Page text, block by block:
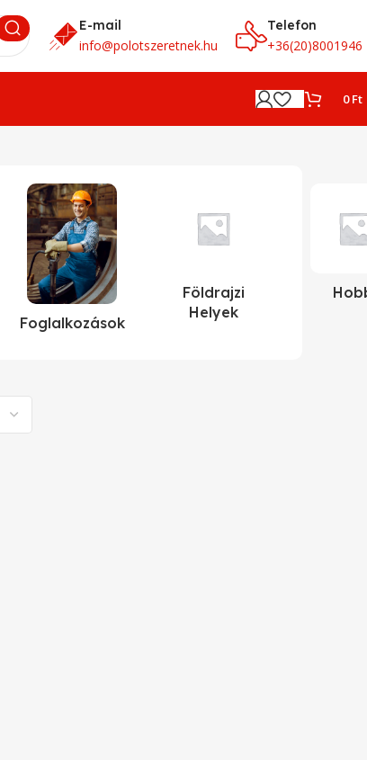
E-mail
info@polotszeretnek.hu
Telefon
+36(20)8001946
0Ft
Foglalkozások
Földrajzi
Helyek